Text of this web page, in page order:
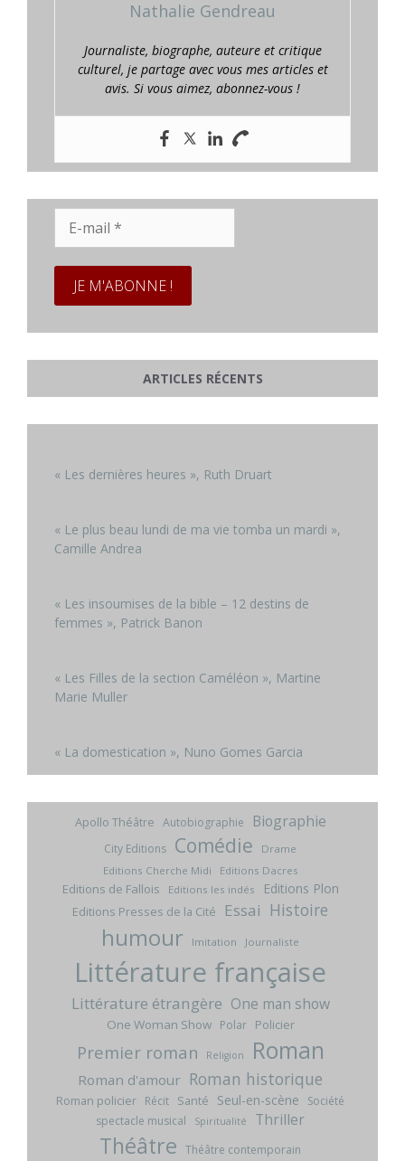
Nathalie Gendreau
Journaliste, biographe, auteure et critique
culturel, je partage avec vous mes articles et
avis. Si vous aimez, abonnez-vous !
mail
ARTICLES RÉCENTS
« Les dernières heures », Ruth Druart
« Le plus beau lundi de ma vie tomba un mardi »,
Camille Andrea
« Les insoumises de la bible – 12 destins de
femmes », Patrick Banon
« Les Filles de la section Caméléon », Martine
Marie Muller
« La domestication », Nuno Gomes Garcia
Apollo Théâtre Autobiographie Biographie
City Editions Comédie
Drame
Editions Cherche Midi
Editions Dacres
Editions de Fallois Editions les indés Editions Plon
Editions Presses de la Cité Essai Histoire
humour Imitation Journaliste
Littérature française
Littérature étrangère One man show
One Woman Show Polar Policier
Premier roman Religion Roman
Roman d'amour Roman historique
Roman policier Récit Santé Seul-en-scène
Société
spectacle musical
Spiritualité Thriller
Théâtre Théâtre contemporain